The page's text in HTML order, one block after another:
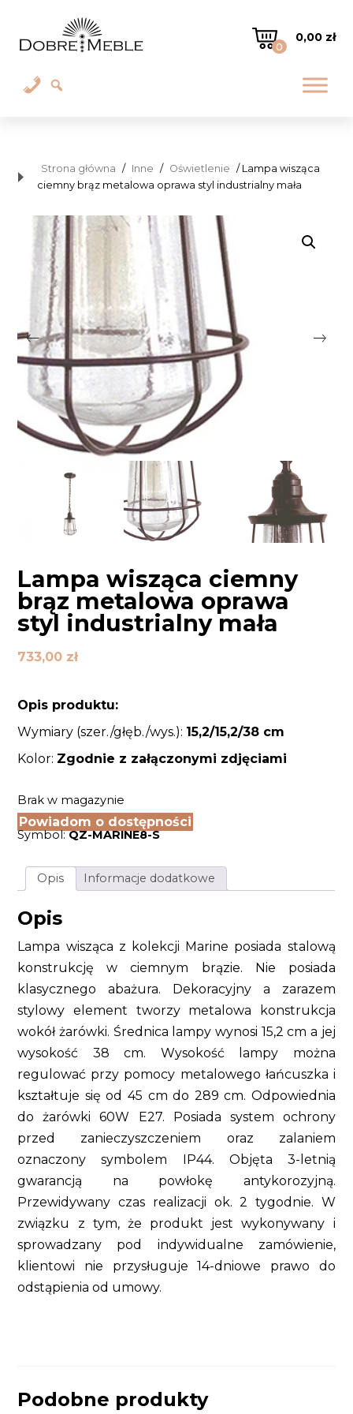
0
0,00 zł
Strona główna / Inne / Oświetlenie / Lampa wisząca
ciemny brąz metalowa oprawa styl industrialny mała
Lampa wisząca ciemny
brąz metalowa oprawa
styl industrialny mała
733,00 zł
Opis produktu:
Wymiary (szer./głęb./wys.): 15,2/15,2/38 cm
Kolor: Zgodnie z załączonymi zdjęciami
Brak w magazynie
Powiadom o dostępności
Symbol:QZ-MARINE8-S
Opis Informacje dodatkowe
Opis
Lampa wisząca z kolekcji Marine posiada stalową
konstrukcję w ciemnym brązie. Nie posiada
klasycznego abażura. Dekoracyjny a zarazem
stylowy element tworzy metalowa konstrukcja
wokół żarówki. Średnica lampy wynosi 15,2 cm a jej
wysokość 38 cm. Wysokość lampy można
regulować przy pomocy metalowego łańcuszka i
kształtuje się od 45 cm do 289 cm. Odpowiednia
do żarówki 60W E27. Posiada system ochrony
przed zanieczyszczeniem oraz zalaniem
oznaczony symbolem IP44. Objęta 3-letnią
gwarancją na powłokę antykorozyjną.
Przewidywany czas realizacji ok. 2 tygodnie. W
związku z tym, że produkt jest wykonywany i
sprowadzany pod indywidualne zamówienie,
klientowi nie przysługuje 14-dniowe prawo do
odstąpienia od umowy.
Podobne produkty